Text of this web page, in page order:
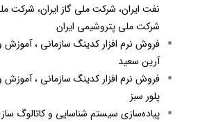
نفت ايران، شركت ملی گاز ايران، شركت
شركت ملی پتروشيمی ايران
فروش نرم افزار کدینگ سازمانی ،
آرین سعید
فروش نرم افزار کدینگ سازمانی ،
پلور سبز
پياده‌سازی سیستم شناسایی و کاتالوگ